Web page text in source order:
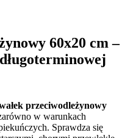
60x20 cm –
przeciwodleżynowy
w warunkach
Sprawdza się